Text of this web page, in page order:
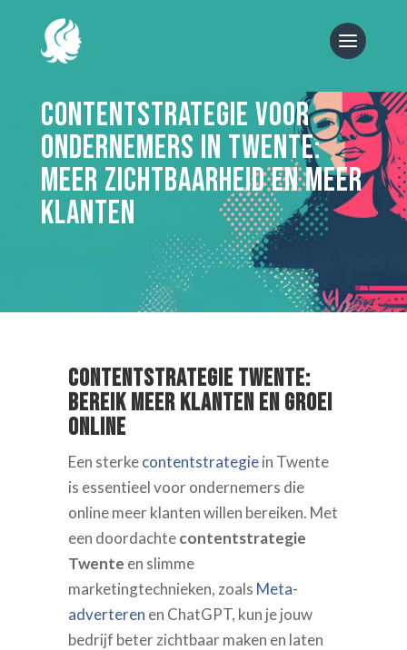
Contentstrategie voor
ondernemers in Twente:
meer zichtbaarheid en meer
klanten
Contentstrategie Twente:
Bereik meer klanten en groei
online
Een sterkecontentstrategiein Twente
is essentieel voor ondernemers die
online meer klanten willen bereiken. Met
een doordachtecontentstrategie
Twente en slimme
marketingtechnieken, zoals Meta-
adverteren en ChatGPT, kun je jouw
bedrijf beter zichtbaar maken en laten